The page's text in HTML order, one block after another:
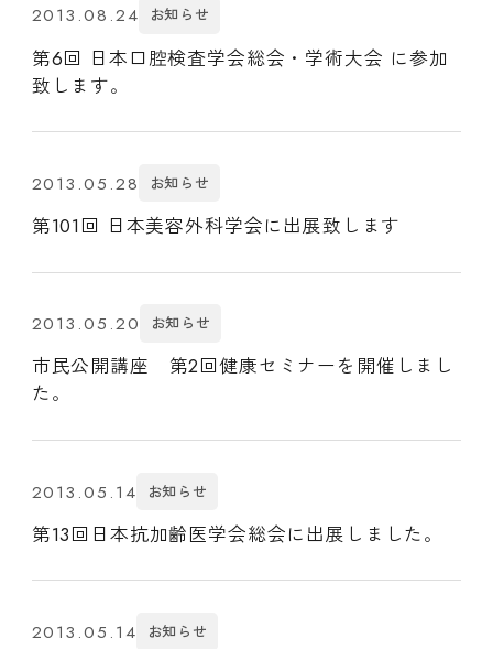
2013.08.24 お知らせ
第6回 日本口腔検査学会総会・学術大会 に参加
致します。
2013.05.28 お知らせ
第101回 日本美容外科学会に出展致します
2013.05.20 お知らせ
市民公開講座 第2回健康セミナーを開催しまし
た。
2013.05.14 お知らせ
第13回日本抗加齢医学会総会に出展しました。
2013.05.14 お知らせ